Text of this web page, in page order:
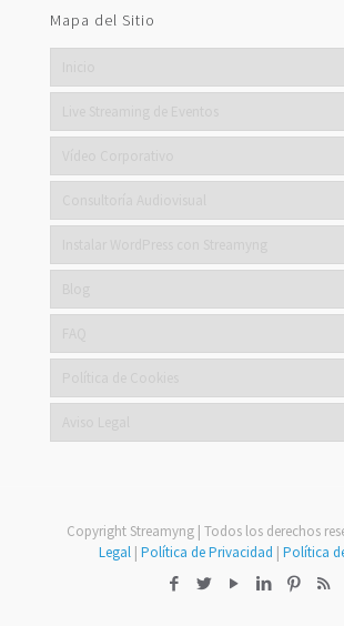
Mapa del Sitio
Copyright Streamyng | Todos los derechos
Legal| Política de Privacidad | Política